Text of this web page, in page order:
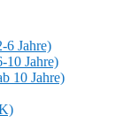
6 Jahre)
10 Jahre)
10 Jahre)